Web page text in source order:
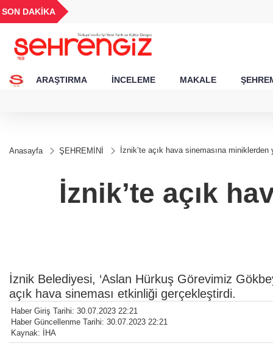
SON DAKİKA
GEL
18,2677
ARAŞTIRMA İNCELEME MAKALE
Anasayfa ŞEHREMİNİ İznik’te açık hava sinemasına miniklerden
İznik’te açık
İznik Belediyesi, ‘Aslan Hürkuş Görevimiz
açık hava sineması etkinliği gerçekleştirdi.
Haber Giriş Tarihi: 30.07.2023 22:21
Haber Güncellenme Tarihi: 30.07.2023 22:21
Kaynak: İHA